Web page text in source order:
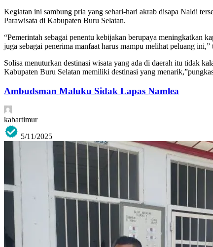
Kegiatan ini sambung pria yang sehari-hari akrab disapa Naldi
Parawisata di Kabupaten Buru Selatan.
“Pemerintah sebagai penentu kebijakan berupaya meningkatkan
juga sebagai penerima manfaat harus mampu melihat peluang ini,”
Solisa menuturkan destinasi wisata yang ada di daerah itu tidak
Kabupaten Buru Selatan memiliki destinasi yang
Ambudsman Maluku Sidak Lapas Namlea
kabartimur
5/11/2025